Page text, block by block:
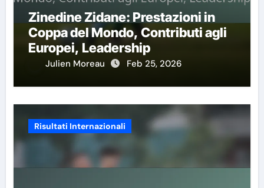
Zinedine Zidane: Prestazioni in
Coppa del Mondo, Contributi agli
Europei, Leadership
Julien Moreau Feb 25, 2026
Risultati Internazionali